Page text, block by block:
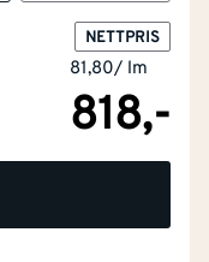
NETTPRIS
81,80/ lm
818,-